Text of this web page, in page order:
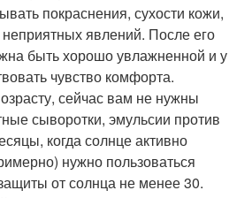
покраснения, сухости кожи,
явлений. После его
быть хорошо увлажненной и у
чувство комфорта.
сейчас вам не нужны
сыворотки, эмульсии против
когда солнце активно
нужно пользоваться
от солнца не менее 30.